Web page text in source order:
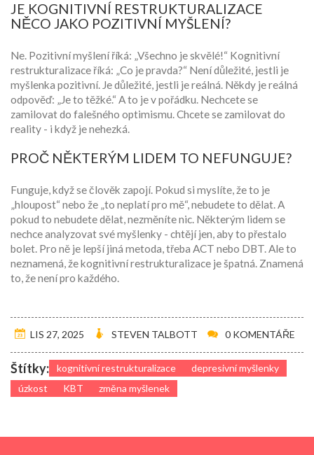
JE KOGNITIVNÍ RESTRUKTURALIZACE
NĚCO JAKO POZITIVNÍ MYŠLENÍ?
Ne. Pozitivní myšlení říká: „Všechno je skvělé!“ Kognitivní
restrukturalizace říká: „Co je pravda?“ Není důležité, jestli je
myšlenka pozitivní. Je důležité, jestli je reálná. Někdy je reálná
odpověď: „Je to těžké.“ A to je v pořádku. Nechcete se
zamilovat do falešného optimismu. Chcete se zamilovat do
reality - i když je nehezká.
PROČ NĚKTERÝM LIDEM TO NEFUNGUJE?
Funguje, když se člověk zapojí. Pokud si myslíte, že to je
„hloupost“ nebo že „to neplatí pro mě“, nebudete to dělat. A
pokud to nebudete dělat, nezměníte nic. Některým lidem se
nechce analyzovat své myšlenky - chtějí jen, aby to přestalo
bolet. Pro ně je lepší jiná metoda, třeba ACT nebo DBT. Ale to
neznamená, že kognitivní restrukturalizace je špatná. Znamená
to, že není pro každého.
LIS 27, 2025 STEVEN TALBOTT 0 KOMENTÁŘE
Štítky: kognitivní restrukturalizace
depresivní myšlenky
úzkost
KBT změna myšlenek